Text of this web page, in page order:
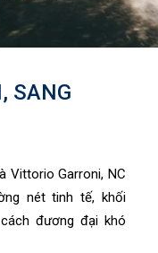
SANG
Vittorio Garroni, NC
nét tinh tế, khối
đương đại khó